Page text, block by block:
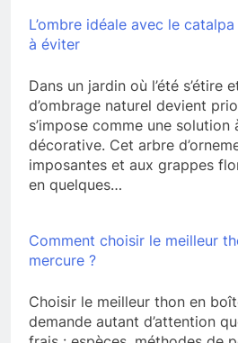
L’ombre idéale avec le
à éviter
Dans un jardin où l’été s’étire
d’ombrage naturel devient
s’impose comme une
décorative. Cet arbre
imposantes et aux grappes
en quelques…
Comment choisir le meilleur
mercure ?
Choisir le meilleur thon en
demande autant d’attention